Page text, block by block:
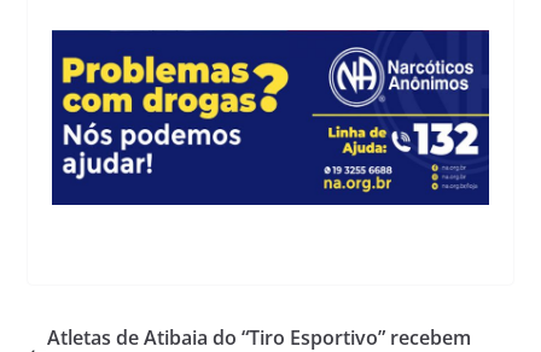
Atletas de Atibaia do “Tiro Esportivo” recebem